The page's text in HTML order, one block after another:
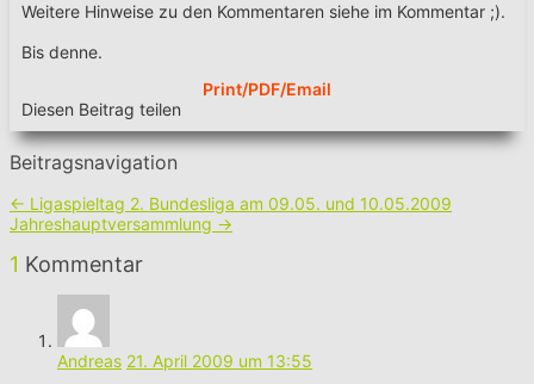
Weitere Hinweise zu den Kommentaren siehe im Kommentar ;).
Bis denne.
Print/PDF/Email
Diesen Beitrag teilen
Beitragsnavigation
← Ligaspieltag 2. Bundesliga am 09.05. und 10.05.2009
Jahreshauptversammlung →
1 Kommentar
Andreas 21. April 2009 um 13:55